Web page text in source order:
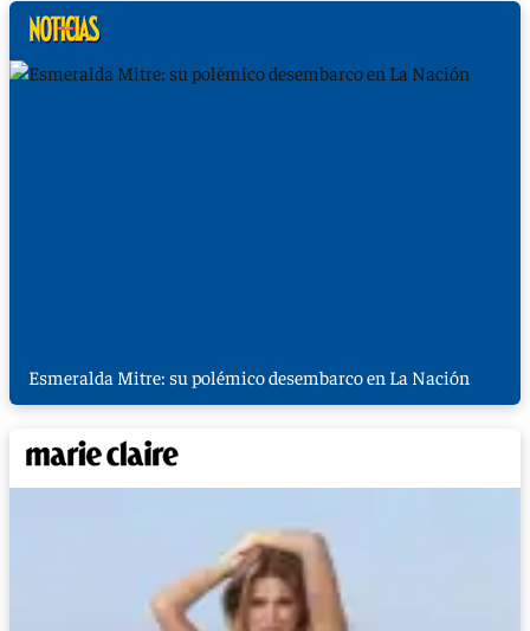
Esmeralda Mitre: su polémico desembarco en La Nación